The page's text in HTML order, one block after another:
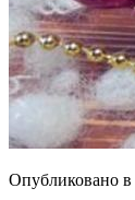
Опубликовано в